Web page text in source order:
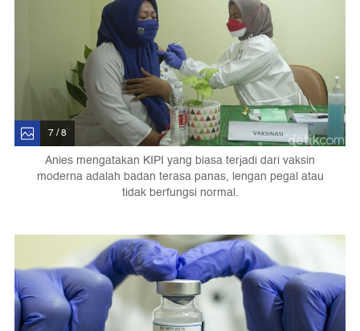
7 / 8
Anies mengatakan KIPI yang biasa terjadi dari vaksin
moderna adalah badan terasa panas, lengan pegal atau
tidak berfungsi normal.